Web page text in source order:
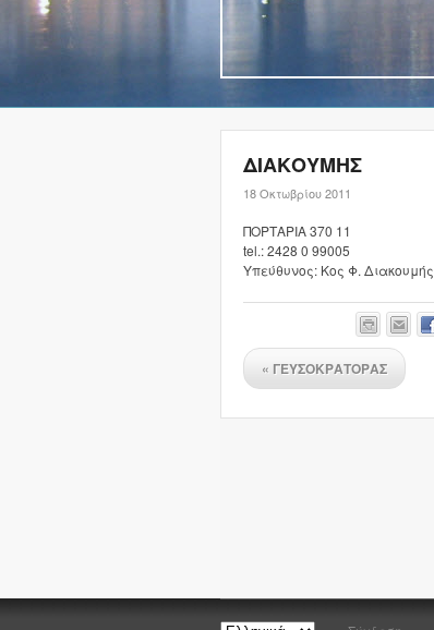
ΔΙΑΚΟΥΜΗΣ
18 Οκτωβρίου 2011
ΠΟΡΤΑΡΙΑ 370 11
tel.: 2428 0 99005
Υπεύθυνος: Κος Φ. Διακουμής
« ΓΕΥΣΟΚΡΑΤΟΡΑΣ